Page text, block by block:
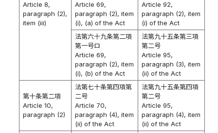
Article 8,
paragraph (2),
item (iii)
Article 69,
paragraph (2), item
(i), (a) of the Act
Article 92,
paragraph (2), item
(i) of the Act
法第六十九条第二項
第一号ロ
Article 69,
paragraph (2), item
(i), (b) of the Act
法第九十五条第三項
第二号
Article 95,
paragraph (3), item
(ii) of the Act
第十条第二項
Article 10,
paragraph (2)
法第七十条第四項第
二号
Article 70,
paragraph (4), item
(ii) of the Act
法第九十五条第四項
第二号
Article 95,
paragraph (4), item
(ii) of the Act